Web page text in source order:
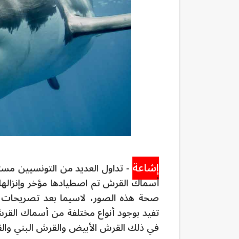
إشاعة- تداول العديد من التونسيين
أسماك القرش تم اصطيادها مؤخر
صحة هذه الصور، لاسيما بعد تصريحات
في ذلك القرش الأبيض والقرش البني